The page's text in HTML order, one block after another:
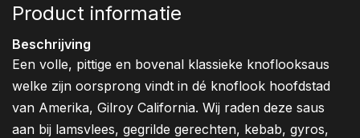
Product informatie
Beschrijving
Een volle, pittige en bovenal klassieke knoflooksaus
welke zijn oorsprong vindt in dé knoflook hoofdstad
van Amerika, Gilroy California. Wij raden deze saus
aan bij lamsvlees, gegrilde gerechten, kebab, gyros,